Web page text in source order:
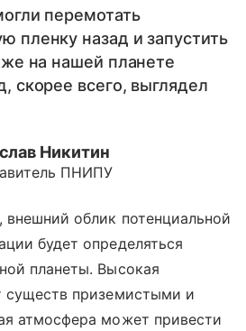
перемотать
пленку назад и запустить
на нашей планете
скорее всего, выглядел
Никитин
ПНИПУ
облик потенциальной
будет определяться
планеты. Высокая
существ приземистыми и
атмосфера может привести